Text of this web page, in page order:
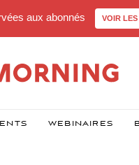
aux abonnés VOIR
WEBINAIRES